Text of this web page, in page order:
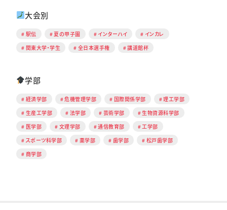
大会別
駅伝 夏の甲子園 インターハイ
インカレ
関東大学・学生
全日本選手権 講道館杯
学部
経済学部 危機管理学部 国際関係学部
理工学部
生産工学部
法学部 芸術学部
生物資源科学部
医学部
文理学部 通信教育部
工学部
スポーツ科学部
薬学部 歯学部
松戸歯学部
商学部